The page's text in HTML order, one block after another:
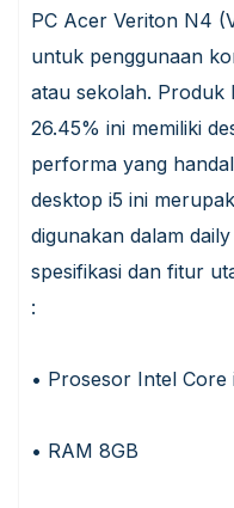
PC Acer Veriton N4
untuk penggunaan
atau sekolah. Produk
26.45% ini memiliki
performa yang
desktop i5 ini
digunakan dalam
spesifikasi dan fitur
:
• Prosesor Intel Core
• RAM 8GB